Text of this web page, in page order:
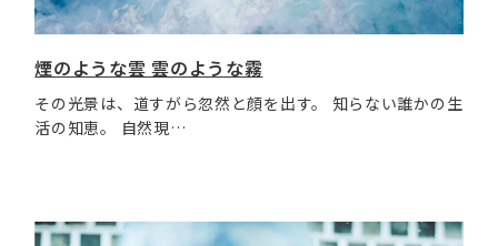
煙のような雲 雲のような霧
その光景は、道すがら忽然と顔を出す。 知らない誰かの生
活の知恵。 自然現…